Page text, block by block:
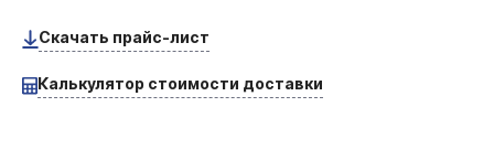
Скачать прайс-лист
Калькулятор стоимости доставки